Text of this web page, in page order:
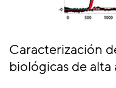
Caracterización
biológicas de alta